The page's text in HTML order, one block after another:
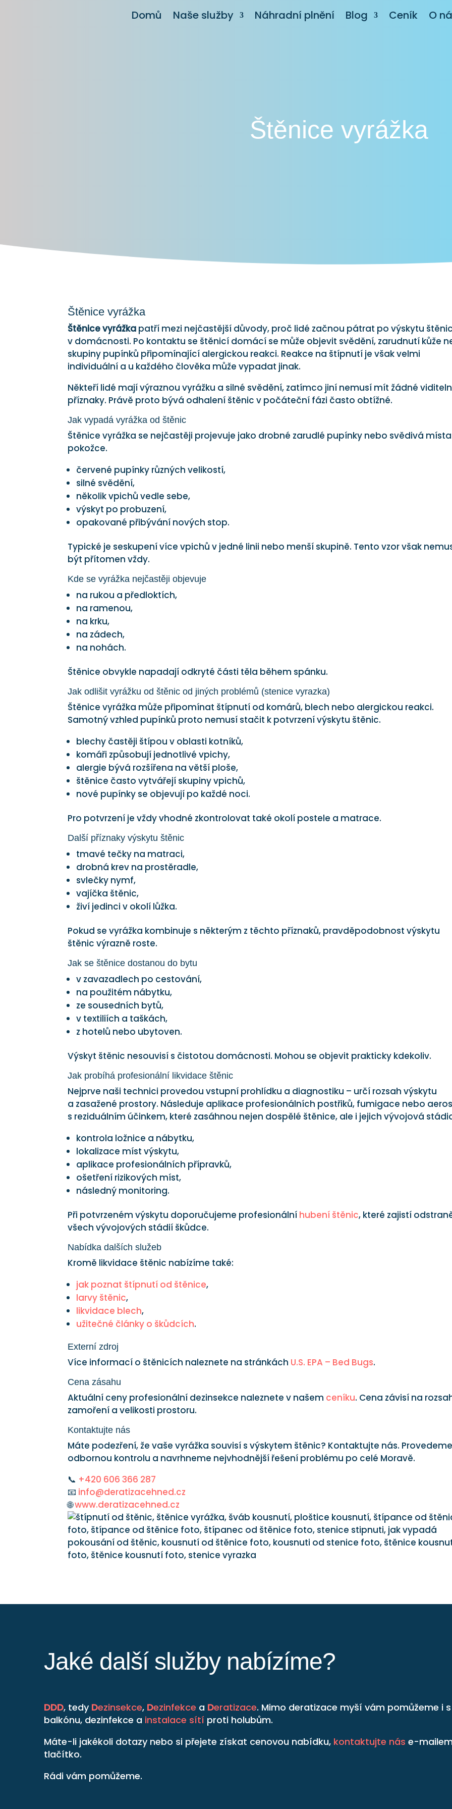
Domů Naše služby Náhradní plnění Blog Ceník O
Štěnice vyrážka
Štěnice vyrážka
Štěnice vyrážka patří mezi nejčastější důvody, proč lidé začnou pátrat po výskytu
v domácnosti. Po kontaktu se štěnicí domácí se může objevit svědění, zarudnutí kůže
skupiny pupínků připomínající alergickou reakci. Reakce na štípnutí je však velmi
individuální a u každého člověka může vypadat jinak.
Někteří lidé mají výraznou vyrážku a silné svědění, zatímco jiní nemusí mít žádné
příznaky. Právě proto bývá odhalení štěnic v počáteční fázi často obtížné.
Jak vypadá vyrážka od štěnic
Štěnice vyrážka se nejčastěji projevuje jako drobné zarudlé pupínky nebo svědivá
pokožce.
červené pupínky různých velikostí,
silné svědění,
několik vpichů vedle sebe,
výskyt po probuzení,
opakované přibývání nových stop.
Typické je seskupení více vpichů v jedné linii nebo menší skupině. Tento vzor však
být přítomen vždy.
Kde se vyrážka nejčastěji objevuje
na rukou a předloktích,
na ramenou,
na krku,
na zádech,
na nohách.
Štěnice obvykle napadají odkryté části těla během spánku.
Jak odlišit vyrážku od štěnic od jiných problémů (stenice vyrazka)
Štěnice vyrážka může připomínat štípnutí od komárů, blech nebo alergickou reakci.
Samotný vzhled pupínků proto nemusí stačit k potvrzení výskytu štěnic.
blechy častěji štípou v oblasti kotníků,
komáři způsobují jednotlivé vpichy,
alergie bývá rozšířena na větší ploše,
štěnice často vytvářejí skupiny vpichů,
nové pupínky se objevují po každé noci.
Pro potvrzení je vždy vhodné zkontrolovat také okolí postele a matrace.
Další příznaky výskytu štěnic
tmavé tečky na matraci,
drobná krev na prostěradle,
svlečky nymf,
vajíčka štěnic,
živí jedinci v okolí lůžka.
Pokud se vyrážka kombinuje s některým z těchto příznaků, pravděpodobnost výskytu
štěnic výrazně roste.
Jak se štěnice dostanou do bytu
v zavazadlech po cestování,
na použitém nábytku,
ze sousedních bytů,
v textiliích a taškách,
z hotelů nebo ubytoven.
Výskyt štěnic nesouvisí s čistotou domácnosti. Mohou se objevit prakticky kdekoliv.
Jak probíhá profesionální likvidace štěnic
Nejprve naši technici provedou vstupní prohlídku a diagnostiku – určí rozsah výskytu
a zasažené prostory. Následuje aplikace profesionálních postřiků, fumigace nebo
s reziduálním účinkem, které zasáhnou nejen dospělé štěnice, ale i jejich vývojová
kontrola ložnice a nábytku,
lokalizace míst výskytu,
aplikace profesionálních přípravků,
ošetření rizikových míst,
následný monitoring.
Při potvrzeném výskytu doporučujeme profesionální hubení štěnic, které zajistí
všech vývojových stádií škůdce.
Nabídka dalších služeb
Kromě likvidace štěnic nabízíme také:
jak poznat štípnutí od štěnice,
larvy štěnic,
likvidace blech,
užitečné články o škůdcích.
Externí zdroj
Více informací o štěnicích naleznete na stránkách U.S. EPA – Bed Bugs.
Cena zásahu
Aktuální ceny profesionální dezinsekce naleznete v našem ceníku. Cena závisí na
zamoření a velikosti prostoru.
Kontaktujte nás
Máte podezření, že vaše vyrážka souvisí s výskytem štěnic? Kontaktujte nás.
odbornou kontrolu a navrhneme nejvhodnější řešení problému po celé Moravě.
📞 +420 606 366 287
📧 info@deratizacehned.cz
🌐www.deratizacehned.cz
Jaké další služby nabízíme?
DDD, tedy Dezinsekce, Dezinfekce a Deratizace. Mimo deratizace myší vám pomůžeme i
balkónu, dezinfekce a instalace sítí proti holubům.
Máte-li jakékoli dotazy nebo si přejete získat cenovou nabídku, kontaktujte nás e-
tlačítko.
Rádi vám pomůžeme.